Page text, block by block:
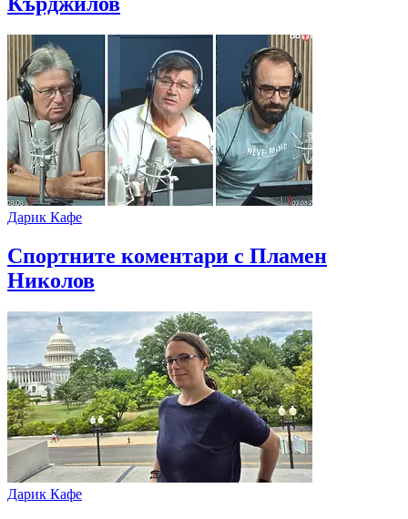
Дарик Кафе
Спортните коментари с Пламен
Николов
Дарик Кафе